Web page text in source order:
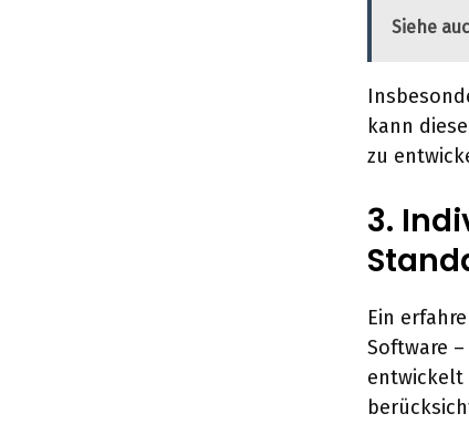
Siehe
kann
zu
3.
Ein
Software
entwickelt